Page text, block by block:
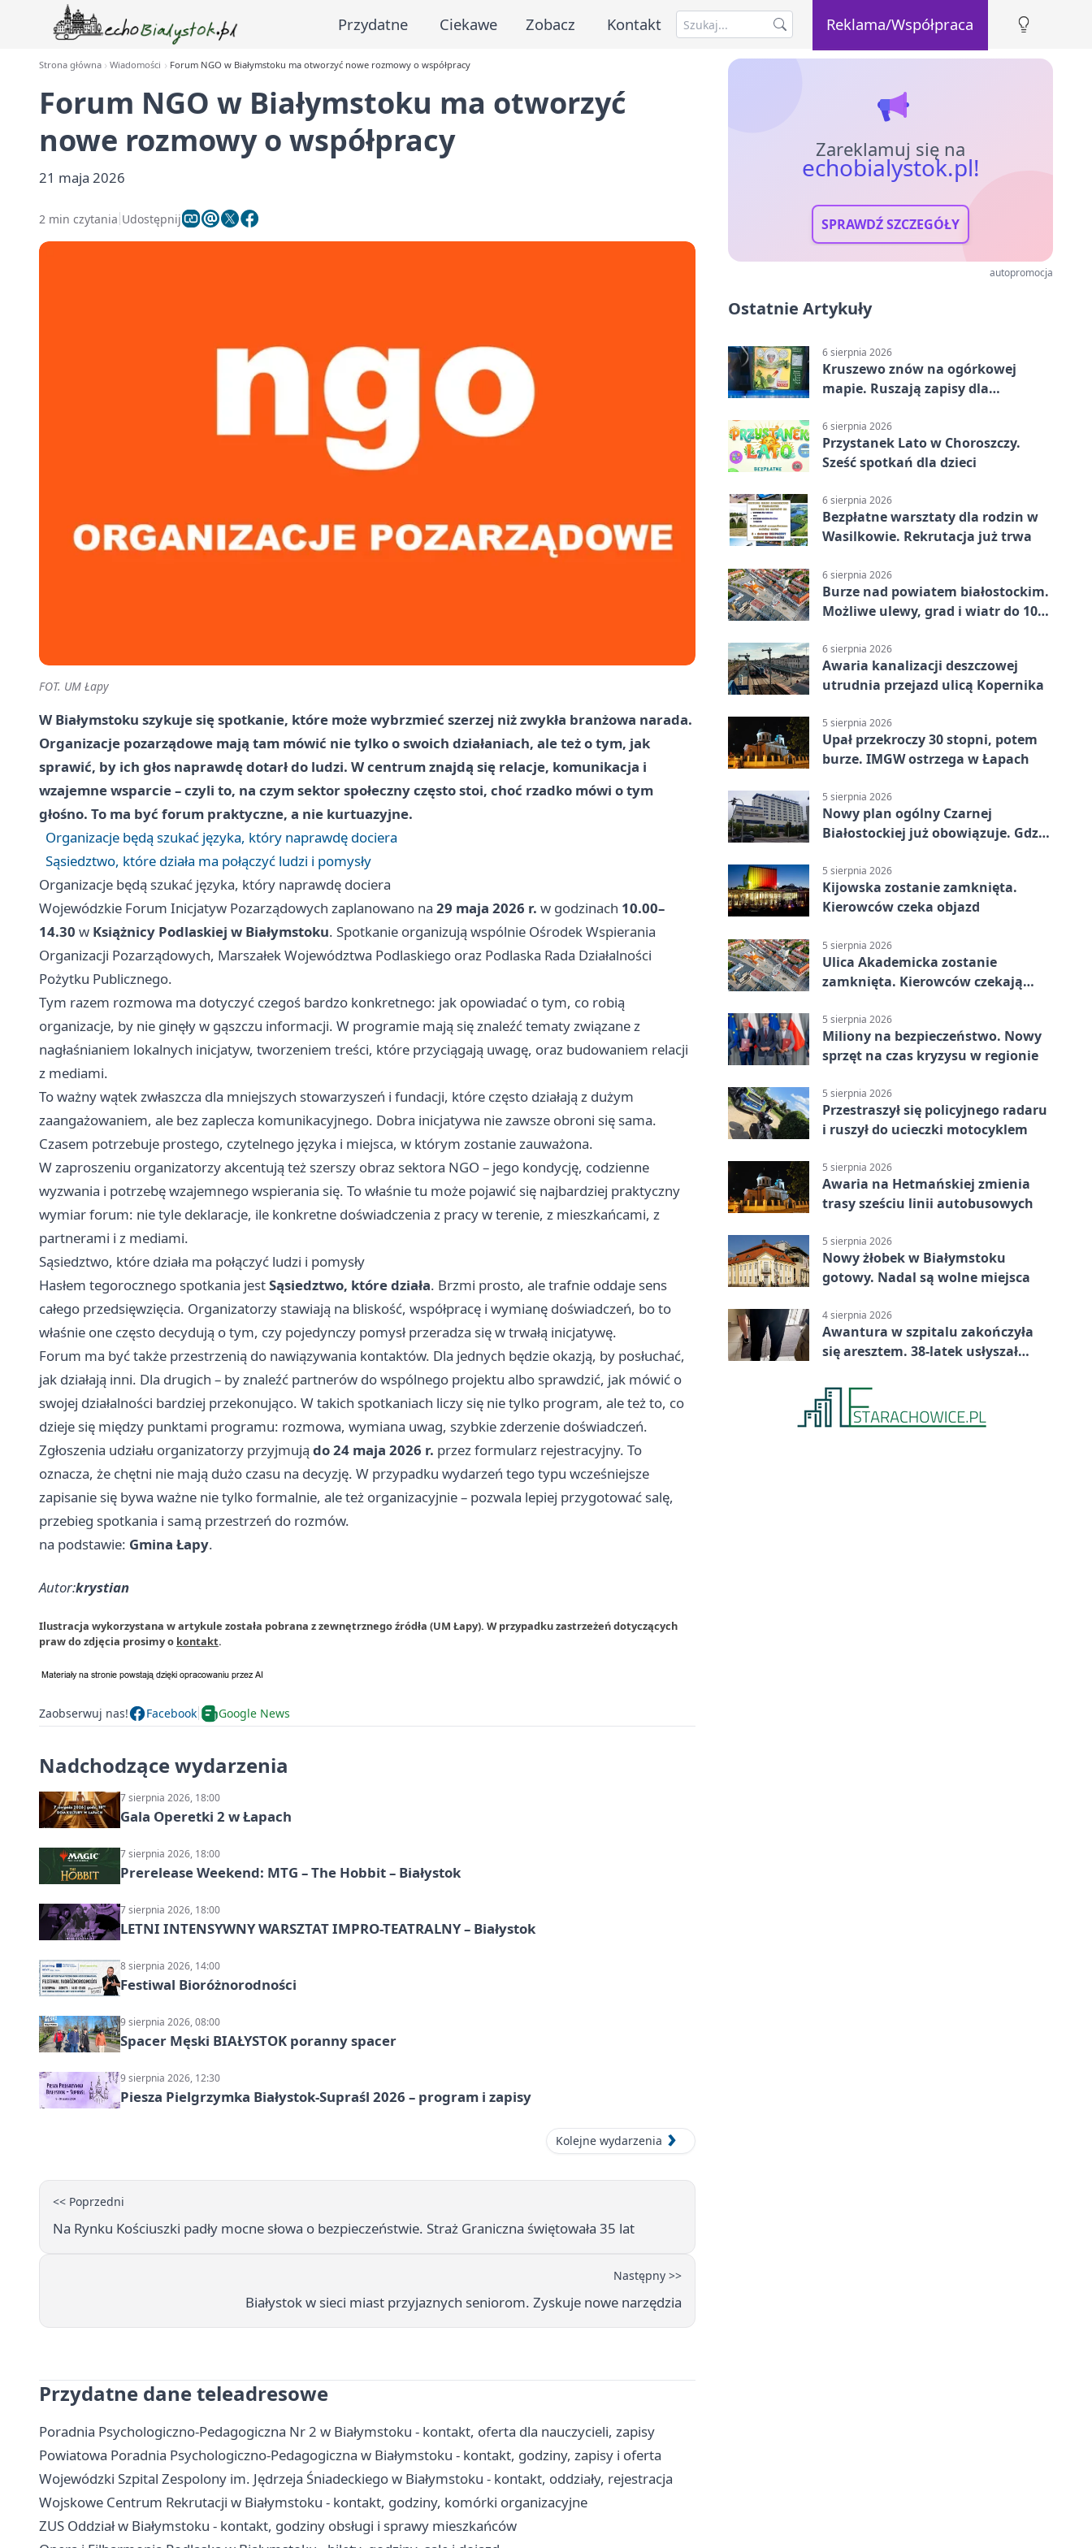
Przydatne Ciekawe Zobacz Kontakt Reklama/Współpraca
Strona główna Wiadomości Forum NGO w Białymstoku ma otworzyć nowe rozmowy o współpracy
Forum NGO w Białymstoku ma otworzyć
nowe rozmowy o współpracy
21 maja 2026
2 min czytania Udostępnij
FOT. UM Łapy
W Białymstoku szykuje się spotkanie, które może wybrzmieć szerzej niż zwykła branżowa narada.
Organizacje pozarządowe mają tam mówić nie tylko o swoich działaniach, ale też o tym, jak
sprawić, by ich głos naprawdę dotarł do ludzi. W centrum znajdą się relacje, komunikacja i
wzajemne wsparcie – czyli to, na czym sektor społeczny często stoi, choć rzadko mówi o tym
głośno. To ma być forum praktyczne, a nie kurtuazyjne.
Organizacje będą szukać języka, który naprawdę dociera
Sąsiedztwo, które działa ma połączyć ludzi i pomysły
Organizacje będą szukać języka, który naprawdę dociera
Wojewódzkie Forum Inicjatyw Pozarządowych zaplanowano na 29 maja 2026 r. w godzinach 10.00–
14.30 w Książnicy Podlaskiej w Białymstoku. Spotkanie organizują wspólnie Ośrodek Wspierania
Organizacji Pozarządowych, Marszałek Województwa Podlaskiego oraz Podlaska Rada Działalności
Pożytku Publicznego.
Tym razem rozmowa ma dotyczyć czegoś bardzo konkretnego: jak opowiadać o tym, co robią
organizacje, by nie ginęły w gąszczu informacji. W programie mają się znaleźć tematy związane z
nagłaśnianiem lokalnych inicjatyw, tworzeniem treści, które przyciągają uwagę, oraz budowaniem relacji
z mediami.
To ważny wątek zwłaszcza dla mniejszych stowarzyszeń i fundacji, które często działają z dużym
zaangażowaniem, ale bez zaplecza komunikacyjnego. Dobra inicjatywa nie zawsze obroni się sama.
Czasem potrzebuje prostego, czytelnego języka i miejsca, w którym zostanie zauważona.
W zaproszeniu organizatorzy akcentują też szerszy obraz sektora NGO – jego kondycję, codzienne
wyzwania i potrzebę wzajemnego wspierania się. To właśnie tu może pojawić się najbardziej praktyczny
wymiar forum: nie tyle deklaracje, ile konkretne doświadczenia z pracy w terenie, z mieszkańcami, z
partnerami i z mediami.
Sąsiedztwo, które działa ma połączyć ludzi i pomysły
Hasłem tegorocznego spotkania jestSąsiedztwo, które działa. Brzmi prosto, ale trafnie oddaje sens
całego przedsięwzięcia. Organizatorzy stawiają na bliskość, współpracę i wymianę doświadczeń, bo to
właśnie one często decydują o tym, czy pojedynczy pomysł przeradza się w trwałą inicjatywę.
Forum ma być także przestrzenią do nawiązywania kontaktów. Dla jednych będzie okazją, by posłuchać,
jak działają inni. Dla drugich – by znaleźć partnerów do wspólnego projektu albo sprawdzić, jak mówić o
swojej działalności bardziej przekonująco. W takich spotkaniach liczy się nie tylko program, ale też to, co
dzieje się między punktami programu: rozmowa, wymiana uwag, szybkie zderzenie doświadczeń.
Zgłoszenia udziału organizatorzy przyjmują do 24 maja 2026 r. przez formularz rejestracyjny. To
oznacza, że chętni nie mają dużo czasu na decyzję. W przypadku wydarzeń tego typu wcześniejsze
zapisanie się bywa ważne nie tylko formalnie, ale też organizacyjnie – pozwala lepiej przygotować salę,
przebieg spotkania i samą przestrzeń do rozmów.
na podstawie: Gmina Łapy.
Autor:krystian
Ilustracja wykorzystana w artykule została pobrana z zewnętrznego źródła (UM Łapy). W przypadku zastrzeżeń dotyczących
praw do zdjęcia prosimy o kontakt.
Zaobserwuj nas! Facebook Google News
Nadchodzące wydarzenia
7 sierpnia 2026, 18:00
Gala Operetki 2 w Łapach
7 sierpnia 2026, 18:00
Prerelease Weekend: MTG – The Hobbit – Białystok
7 sierpnia 2026, 18:00
LETNI INTENSYWNY WARSZTAT IMPRO-TEATRALNY – Białystok
8 sierpnia 2026, 14:00
Festiwal Bioróżnorodności
9 sierpnia 2026, 08:00
Spacer Męski BIAŁYSTOK poranny spacer
9 sierpnia 2026, 12:30
Piesza Pielgrzymka Białystok-Supraśl 2026 – program i zapisy
Kolejne wydarzenia
<< Poprzedni
Na Rynku Kościuszki padły mocne słowa o bezpieczeństwie. Straż Graniczna świętowała 35 lat
Następny >>
Białystok w sieci miast przyjaznych seniorom. Zyskuje nowe narzędzia
Przydatne dane teleadresowe
Poradnia Psychologiczno-Pedagogiczna Nr 2 w Białymstoku - kontakt, oferta dla nauczycieli, zapisy
Powiatowa Poradnia Psychologiczno-Pedagogiczna w Białymstoku - kontakt, godziny, zapisy i oferta
Wojewódzki Szpital Zespolony im. Jędrzeja Śniadeckiego w Białymstoku - kontakt, oddziały, rejestracja
Wojskowe Centrum Rekrutacji w Białymstoku - kontakt, godziny, komórki organizacyjne
ZUS Oddział w Białymstoku - kontakt, godziny obsługi i sprawy mieszkańców
Zareklamuj się na
echobialystok.pl!
SPRAWDŹ SZCZEGÓŁY
autopromocja
Ostatnie Artykuły
6 sierpnia 2026
Kruszewo znów na ogórkowej
mapie. Ruszają zapisy dla
6 sierpnia 2026
Przystanek Lato w Choroszczy.
Sześć spotkań dla dzieci
6 sierpnia 2026
Bezpłatne warsztaty dla rodzin w
Wasilkowie. Rekrutacja już trwa
6 sierpnia 2026
Burze nad powiatem białostockim.
Możliwe ulewy, grad i wiatr do 100
6 sierpnia 2026
Awaria kanalizacji deszczowej
utrudnia przejazd ulicą Kopernika
5 sierpnia 2026
Upał przekroczy 30 stopni, potem
burze. IMGW ostrzega w Łapach
5 sierpnia 2026
Nowy plan ogólny Czarnej
Białostockiej już obowiązuje. Gdzie
5 sierpnia 2026
Kijowska zostanie zamknięta.
Kierowców czeka objazd
5 sierpnia 2026
Ulica Akademicka zostanie
zamknięta. Kierowców czekają
5 sierpnia 2026
Miliony na bezpieczeństwo. Nowy
sprzęt na czas kryzysu w regionie
5 sierpnia 2026
Przestraszył się policyjnego radaru
i ruszył do ucieczki motocyklem
5 sierpnia 2026
Awaria na Hetmańskiej zmienia
trasy sześciu linii autobusowych
5 sierpnia 2026
Nowy żłobek w Białymstoku
gotowy. Nadal są wolne miejsca
4 sierpnia 2026
Awantura w szpitalu zakończyła
się aresztem. 38-latek usłyszał